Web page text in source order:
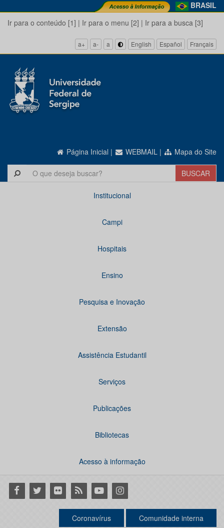
BRASIL
Ir para o conteúdo [1] | Ir para o menu [2] | Ir para a busca [3]
a+ a- a English Español Français
Página Inicial | WEBMAIL | Mapa do Site
Institucional
Campi
Hospitais
Ensino
Pesquisa e Inovação
Extensão
Assistência Estudantil
Serviços
Publicações
Bibliotecas
Acesso à informação
Facebook
Twitter Flickr RSS YoutubeInstagram
Coronavírus Comunidade interna